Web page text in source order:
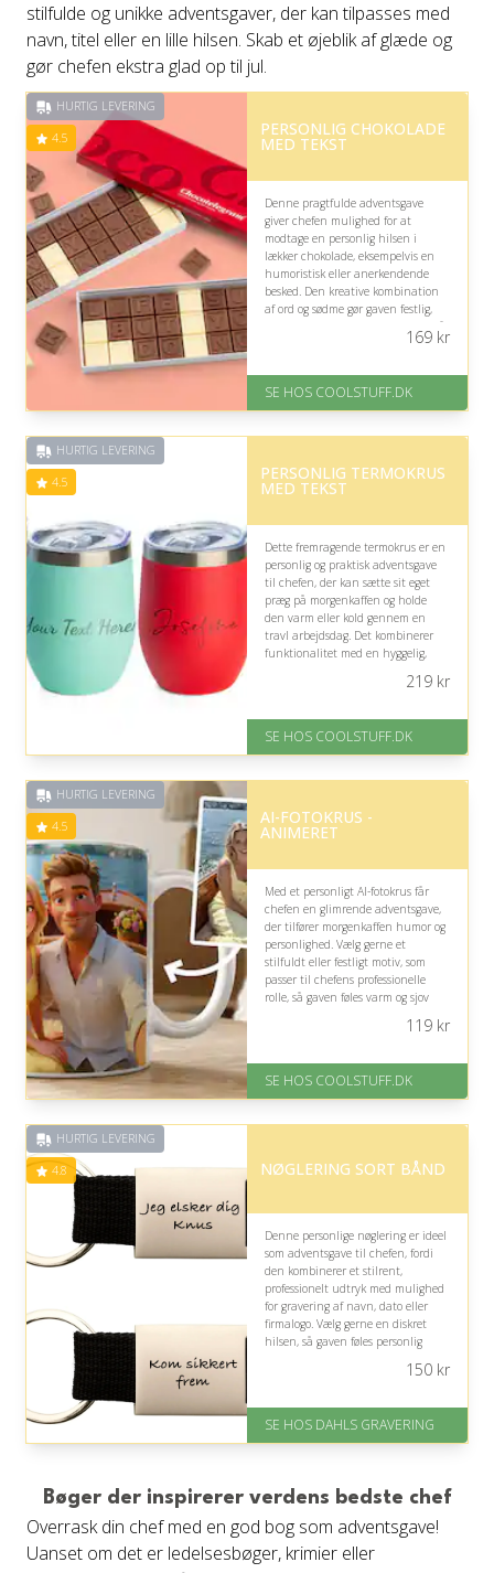
stilfulde og unikke adventsgaver, der kan tilpasses med
navn, titel eller en lille hilsen. Skab et øjeblik af glæde og
gør chefen ekstra glad op til jul.
HURTIG LEVERING
4.5 PERSONLIG CHOKOLADE
MED TEKST
Denne pragtfulde adventsgave
giver chefen mulighed for at
modtage en personlig hilsen i
lækker chokolade, eksempelvis en
humoristisk eller anerkendende
besked. Den kreative kombination
af ord og sødme gør gaven festlig,
men vælg teksten med omtanke, så
tonen passer til jeres professionelle
På lager
Levering: Standard leveringstid
er 1-3 hverdage.
på 4.5 ud af 5
169kr
SE HOS COOLSTUFF.DK
HURTIG LEVERING
4.5 PERSONLIG TERMOKRUS
MED TEKST
Dette fremragende termokrus er en
personlig og praktisk adventsgave
til chefen, der kan sætte sit eget
præg på morgenkaffen og holde
den varm eller kold gennem en
travl arbejdsdag. Det kombinerer
funktionalitet med en hyggelig,
er 1-3 hverdage.
på 4.5 ud af 5
219kr
SE HOS COOLSTUFF.DK
HURTIG LEVERING
4.5 AI-FOTOKRUS -
ANIMERET
Med et personligt AI-fotokrus får
chefen en glimrende adventsgave,
der tilfører morgenkaffen humor og
personlighed. Vælg gerne et
stilfuldt eller festligt motiv, som
passer til chefens professionelle
rolle, så gaven føles varm og sjov
På lager
Levering: Standard leveringstid
Fremragende Trustpilot rating
119kr
SE HOS COOLSTUFF.DK
HURTIG LEVERING
4.8 NØGLERING SORT BÅND
Denne personlige nøglering er ideel
som adventsgave til chefen, fordi
den kombinerer et stilrent,
professionelt udtryk med mulighed
for gravering af navn, dato eller
firmalogo. Vælg gerne en diskret
hilsen, så gaven føles personlig
På lager
Levering: 2-3 dage
150kr
SE HOS DAHLS GRAVERING
Bøger der inspirerer verdens bedste chef
Overrask din chef med en god bog som adventsgave!
Uanset om det er ledelsesbøger, krimier eller